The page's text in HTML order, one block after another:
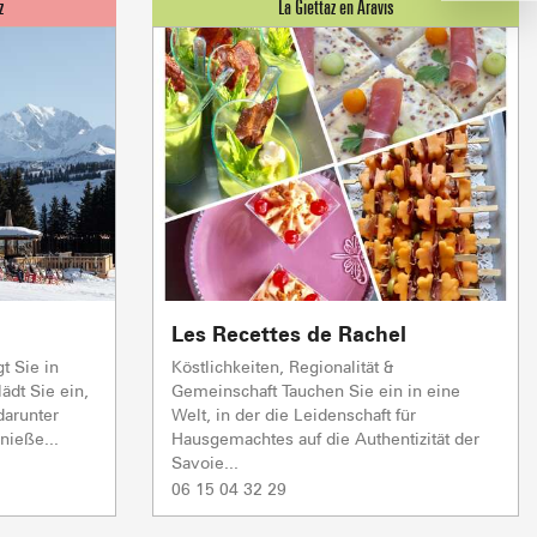
AB HOF BESICHTIGUNGEN &
Skilifte 5/5
TC JAILLET Offen
TSF GRANDE
TSF TETE TORRAZ Offen
Offen CAISSE LA GIETTAZ Offen
Crest Voland Cohennoz
1/1 Skilifte
Skilifte 1/1
ND
Skilifte 0/1
Skilifte 1/1
Offen
Sie in
Sie ein,
Les Recettes de Rachel
Köstlichkeiten, Regionalität &
Gemeinschaft Tauchen Sie ein in eine
Welt, in der die Leidenschaft für
Hausgemachtes auf die Authentizität der
Savoie...
06 15 04 32 29